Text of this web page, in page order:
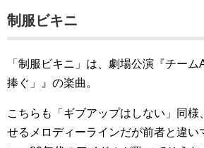
制服ビキニ
「制服ビキニ」は、劇場公演『チーム
捧ぐ」』の楽曲。
こちらも「ギブアップはしない」同様
せるメロディーラインだが前者と違い